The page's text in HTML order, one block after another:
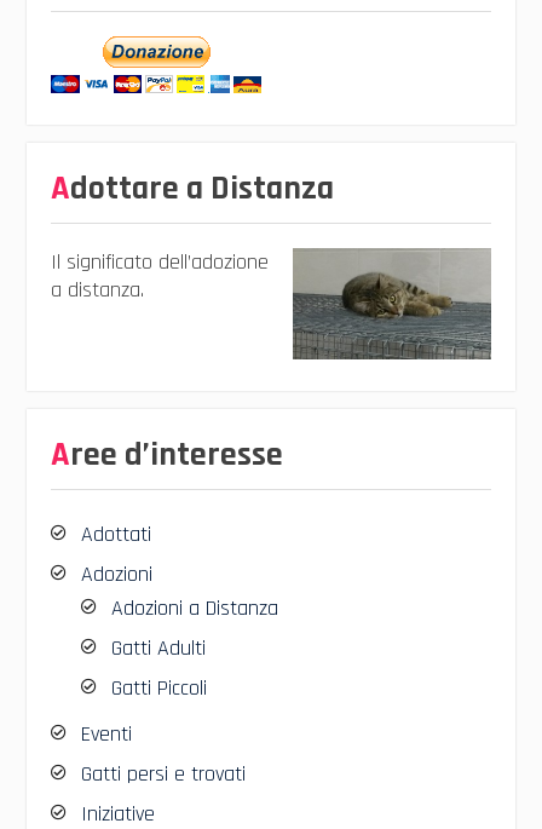
Adottare a Distanza
Il significato dell’adozione
a distanza.
Aree d’interesse
Adottati
Adozioni
Adozioni a Distanza
Gatti Adulti
Gatti Piccoli
Eventi
Gatti persi e trovati
Iniziative